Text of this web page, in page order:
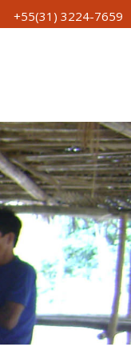
+55(31) 3224-7659